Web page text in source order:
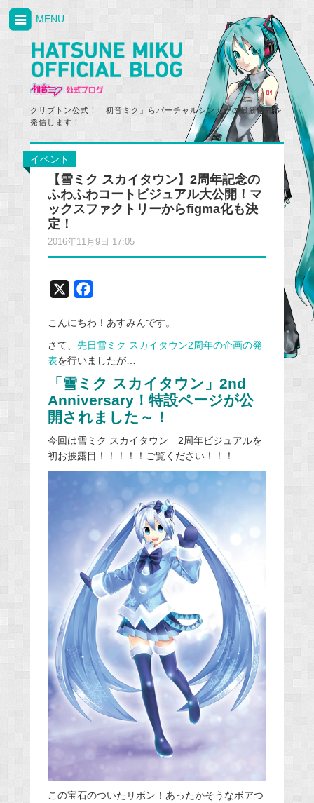
クリプトン公式！「初音ミク」らバーチャルシンガーの最新情報を
発信します！
MENU
イベント
【雪ミク スカイタウン】2周年記念の
ふわふわコートビジュアル大公開！マ
ックスファクトリーからfigma化も決
定！
2016年11月9日 17:05
c
e
b
o
o
k
こんにちわ！あすみんです。
さて、 先日雪ミク スカイタウン2周年の企画の発
表を行いましたが…
「雪ミク スカイタウン」2nd
Anniversary！特設ページが公
開されました～！
今回は雪ミク スカイタウン 2周年ビジュアルを
初お披露目！！！！！ご覧ください！！！
この宝石のついたリボン！あったかそうなボアつ